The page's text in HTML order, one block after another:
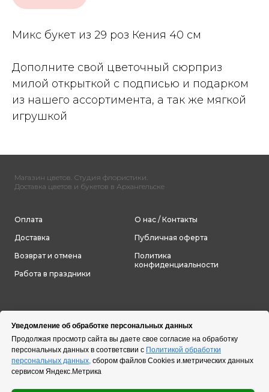
Уведомление об обработке персональных данных
Продолжая просмотр сайта вы даете свое согласие на обработку
персональных данных в соответсвии с Политикой обработки
персональных данных, сбором файлов Cookies и.метрических данных
сервисом Яндекс.Метрика
Микс букет из 29 роз Кения 40 см
Дополните свой цветочный сюрприз
милой открыткой с подписью и подарком
из нашего ассортимента, а так же мягкой
игрушкой
Магазин цветов. Студия флористики.
Доставка цветов и букетов в Архангельске
Оплата
Доставка
Возврат и отмена
Работа в праздники
О нас / Контакты
Публичная оферта
Политика
конфиденциальности